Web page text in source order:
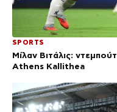
SPORTS
Μίλαν Βιτάλις:
Athens Kallithea